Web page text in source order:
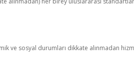
ve sosyal durumları dikkate alınmadan